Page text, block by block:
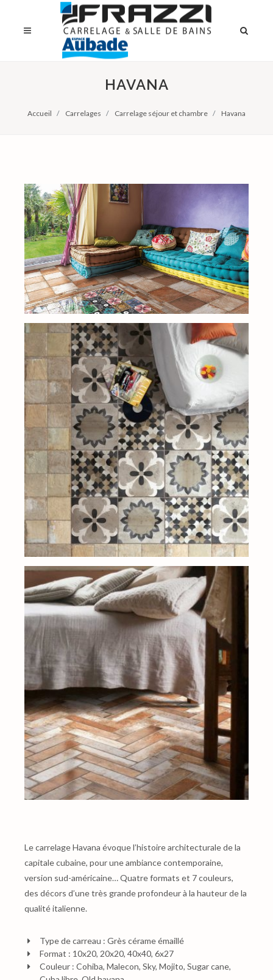
HAVANA
Accueil Carrelages Carrelage séjour et chambre Havana
Le carrelage Havana évoque l’histoire architecturale de la
capitale cubaine, pour une ambiance contemporaine,
version sud-américaine… Quatre formats et 7 couleurs,
des décors d’une très grande profondeur à la hauteur de la
qualité italienne.
Type de carreau : Grès cérame émaillé
Format : 10x20, 20x20, 40x40, 6x27
Couleur : Cohiba, Malecon, Sky, Mojito, Sugar cane,